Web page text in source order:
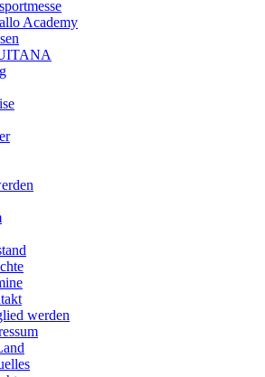
Academy
werden